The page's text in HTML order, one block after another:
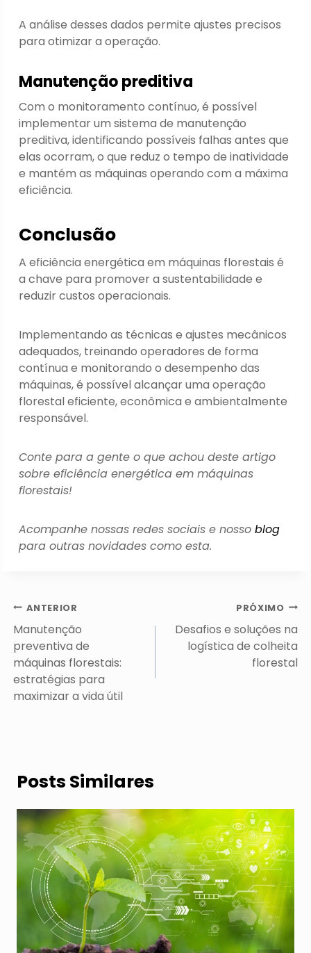
A análise desses dados permite ajustes precisos
para otimizar a operação.
Manutenção preditiva
Com o monitoramento contínuo, é possível
implementar um sistema de manutenção
preditiva, identificando possíveis falhas antes que
elas ocorram, o que reduz o tempo de inatividade
e mantém as máquinas operando com a máxima
eficiência.
Conclusão
A eficiência energética em máquinas florestais é
a chave para promover a sustentabilidade e
reduzir custos operacionais.
Implementando as técnicas e ajustes mecânicos
adequados, treinando operadores de forma
contínua e monitorando o desempenho das
máquinas, é possível alcançar uma operação
florestal eficiente, econômica e ambientalmente
responsável.
Conte para a gente o que achou deste artigo
sobre eficiência energética em máquinas
florestais!
Acompanhe nossas redes sociais e nosso blog
para outras novidades como esta.
Navegação
de
Post
ANTERIOR
Manutenção
preventiva de
máquinas florestais:
estratégias para
maximizar a vida útil
PRÓXIMO
Desafios e soluções na
logística de colheita
florestal
Posts Similares